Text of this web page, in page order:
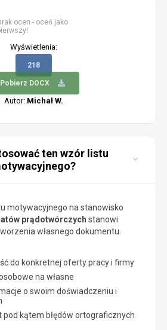
ocen - oceń jako
Wyświetlenia:
218
Pobierz DOCX
Autor: Michał W.
ten wzór listu
motywacyjnego na stanowisko
prądotwórczych stanowi
własnego dokumentu.
do konkretnej oferty pracy i firmy
na własne
o swoim doświadczeniu i
kątem błędów ortograficznych